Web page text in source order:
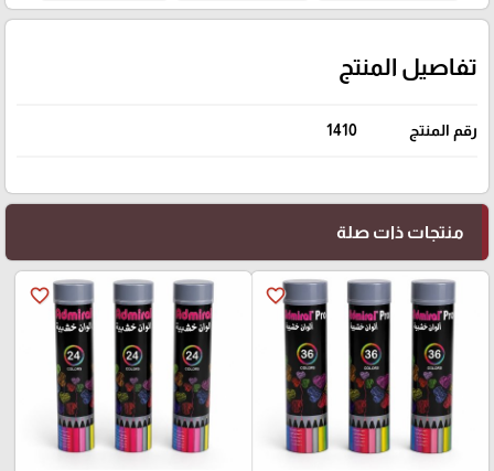
تفاصيل المنتج
رقم المنتج 1410
منتجات ذات صلة
favorite_border
favorite_border